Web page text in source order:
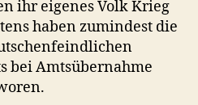
ihr eigenes Volk Krieg
haben zumindest die
bei Amtsübernahme